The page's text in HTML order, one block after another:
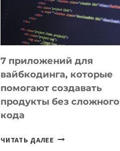
РАБОТЫ
7 приложений для
вайбкодинга, которые
помогают создавать
продукты без сложного
кода
ЧИТАТЬ ДАЛЕЕ